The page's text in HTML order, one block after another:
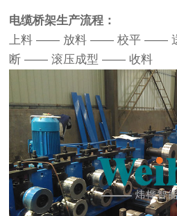
电缆桥架生产流程：
上料 —— 放料 —— 校平 ——
断 —— 滚压成型 —— 收料